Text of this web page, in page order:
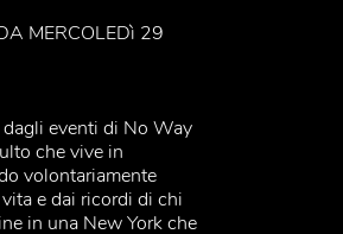
MERCOLEDì 29
eventi di No Way
che vive in
volontariamente
e dai ricordi di chi
in una New York che